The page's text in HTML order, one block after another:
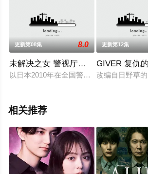
更新第08集 8.0
未解决之女 警视厅文件捜査官
以日本2010年在全国警察本部设立的未解
更新第12集
GIVER 复仇
改编自日野草
相关推荐